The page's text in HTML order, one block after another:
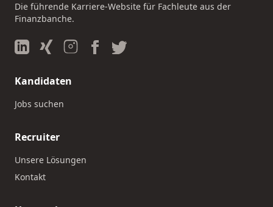
Die führende Karriere-Website für Fachleute aus der
Finanzbanche.
Kandidaten
Jobs suchen
Recruiter
Unsere Lösungen
Kontakt